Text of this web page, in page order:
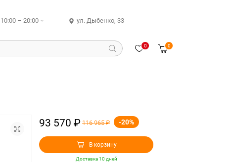
10:00 – 20:00 ул. Дыбенко, 33
0 0
93 570 ₽ 116 965 ₽ -20%
В корзину
Доставка 10 дней